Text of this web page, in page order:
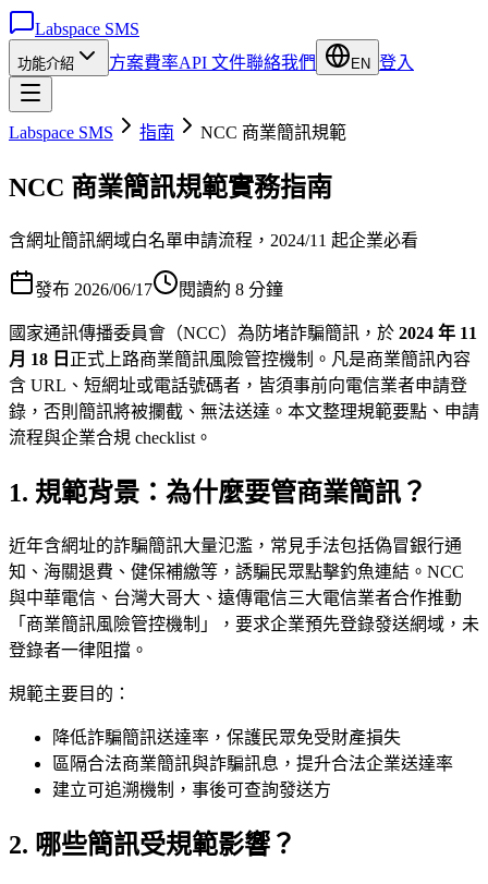
Labspace SMS
功能介紹 方案費率API 文件聯絡我們 EN 登入
Labspace SMS 指南 NCC 商業簡訊規範
NCC 商業簡訊規範實務指南
含網址簡訊網域白名單申請流程，2024/11 起企業必看
發布 2026/06/17 閱讀約 8 分鐘
國家通訊傳播委員會（NCC）為防堵詐騙簡訊，於 2024 年 11
月 18 日 正式上路商業簡訊風險管控機制。凡是商業簡訊內容
含 URL、短網址或電話號碼者，皆須事前向電信業者申請登
錄，否則簡訊將被攔截、無法送達。本文整理規範要點、申請
流程與企業合規 checklist。
1. 規範背景：為什麼要管商業簡訊？
近年含網址的詐騙簡訊大量氾濫，常見手法包括偽冒銀行通
知、海關退費、健保補繳等，誘騙民眾點擊釣魚連結。NCC
與中華電信、台灣大哥大、遠傳電信三大電信業者合作推動
「商業簡訊風險管控機制」，要求企業預先登錄發送網域，未
登錄者一律阻擋。
規範主要目的：
降低詐騙簡訊送達率，保護民眾免受財產損失
區隔合法商業簡訊與詐騙訊息，提升合法企業送達率
建立可追溯機制，事後可查詢發送方
2. 哪些簡訊受規範影響？